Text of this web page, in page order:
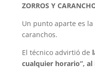
ZORROS Y
Un punto aparte es
caranchos.
El técnico advirtió de
cualquier horario”,